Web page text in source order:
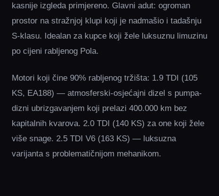
kasnije izgleda primjereno. Glavni adut: ogroman
prostor na stražnjoj klupi koji je nadmašio i tadašnju
S-klasu. Idealan za kupce koji žele luksuznu limuzinu
po cijeni rabljenog Pola.
Motori koji čine 90% rabljenog tržišta: 1.9 TDI (105
KS, EA188) — atmosferski-osjećajni dizel s pumpa-
dizni ubrizgavanjem koji prelazi 400.000 km bez
kapitalnih kvarova. 2.0 TDI (140 KS) za one koji žele
više snage. 2.5 TDI V6 (163 KS) — luksuzna
varijanta s problematičnijom mehanikom.